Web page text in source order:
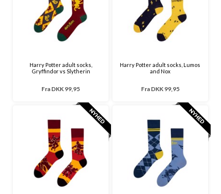
Harry Potter adult socks,
Gryffindor vs Slytherin
Fra DKK 99,95
Harry Potter adult socks, Lumos
and Nox
Fra DKK 99,95